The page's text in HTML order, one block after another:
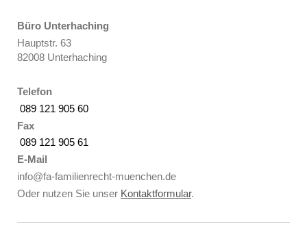
Büro Unterhaching
Hauptstr. 63
82008 Unterhaching
Telefon
089 121 905 60
Fax
089 121 905 61
E-Mail
info@fa-familienrecht-muenchen.de
Oder nutzen Sie unser Kontaktformular.